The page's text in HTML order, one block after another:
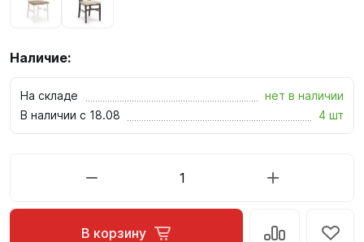
Наличие:
На складе
нет в наличии
В наличии с 18.08
4 шт
В корзину